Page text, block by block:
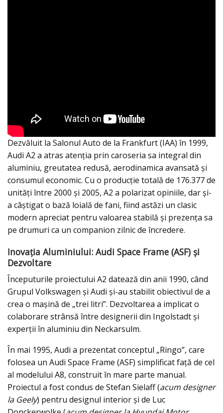
Dezvăluit la Salonul Auto de la Frankfurt (IAA) în 1999,
Audi A2 a atras atenția prin caroseria sa integral din
aluminiu, greutatea redusă, aerodinamica avansată și
consumul economic. Cu o producție totală de 176.377 de
unități între 2000 și 2005, A2 a polarizat opiniile, dar și-
a câștigat o bază loială de fani, fiind astăzi un clasic
modern apreciat pentru valoarea stabilă și prezența sa
pe drumuri ca un companion zilnic de încredere.
Inovația Aluminiului: Audi Space Frame (ASF) și
Dezvoltare
Începuturile proiectului A2 datează din anii 1990, când
Grupul Volkswagen și Audi și-au stabilit obiectivul de a
crea o mașină de „trei litri”. Dezvoltarea a implicat o
colaborare strânsă între designerii din Ingolstadt și
experții în aluminiu din Neckarsulm.
În mai 1995, Audi a prezentat conceptul „Ringo”, care
folosea un Audi Space Frame (ASF) simplificat față de cel
al modelului A8, construit în mare parte manual.
Proiectul a fost condus de Stefan Sielaff (acum designer
la Geely) pentru designul interior și de Luc